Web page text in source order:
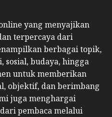
yang menyajikan
terpercaya dari
berbagai topik,
budaya, hingga
untuk memberikan
objektif, dan berimbang
juga menghargai
pembaca melalui